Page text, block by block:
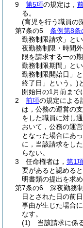
9
第5項の規定は，
る。
(育児を行う職員の
第7条の5
条例第8条
勤務制限請求」と
夜勤務制限・時間
限を請求する一の
勤務制限期間」と
勤務制限開始日」
終了日」という。)
開始日の1月前まで
2
前項の規定による
は，公務の運営の
をした職員に対し
おいて，公務の運
となった場合にあ
に，当該請求をし
らない。
3
任命権者は， 第1
要があると認める
明書類の提出を求
第7条の6
深夜勤務
日とされた日の前日
事由が生じた場合
なす。
(1)
当該請求に係